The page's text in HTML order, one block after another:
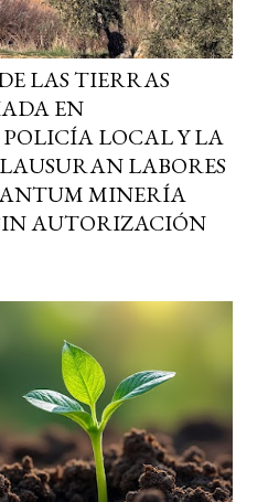
LAS TIERRAS
EN
LOCAL Y LA
LABORES
MINERÍA
AUTORIZACIÓN